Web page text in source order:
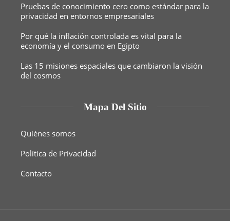
Pruebas de conocimiento cero como estándar para la
privacidad en entornos empresariales
Por qué la inflación controlada es vital para la
economía y el consumo en Egipto
Las 15 misiones espaciales que cambiaron la visión
del cosmos
Mapa Del Sitio
Quiénes somos
Política de Privacidad
Contacto